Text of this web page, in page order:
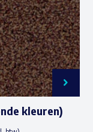
kleuren)